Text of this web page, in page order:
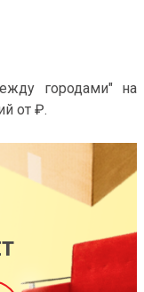
городами" на
от ₽.